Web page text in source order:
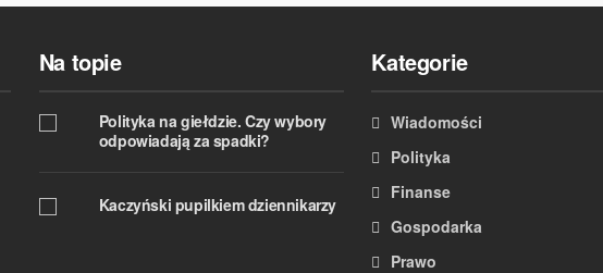
Na topie
Polityka na giełdzie. Czy wybory
odpowiadają za spadki?
Kaczyński pupilkiem dziennikarzy
Kategorie
Wiadomości
Polityka
Finanse
Gospodarka
Prawo